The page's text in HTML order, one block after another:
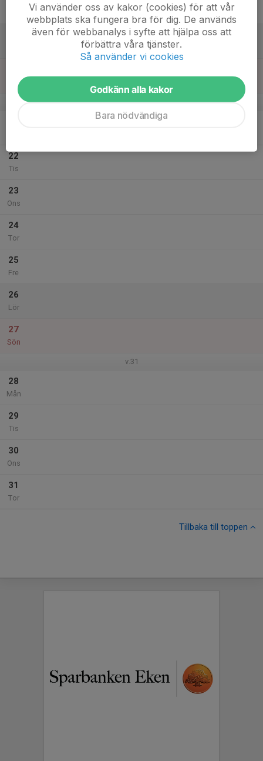
Sön
v.30
22
Tis
23
Ons
24
Tor
25
Fre
26
Lör
27
Sön
v.31
28
Mån
29
Tis
30
Ons
31
Tor
Tillbaka till toppen
Vi använder oss av kakor (cookies) för att vår
webbplats ska fungera bra för dig. De används
även för webbanalys i syfte att hjälpa oss att
förbättra våra tjänster.
Så använder vi cookies
Godkänn alla kakor
Bara nödvändiga